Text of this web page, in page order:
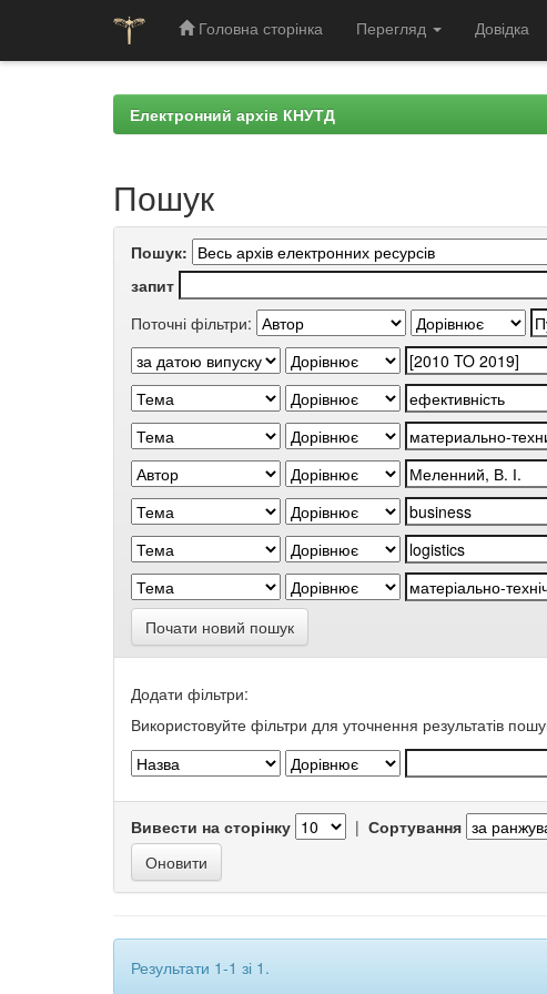
Головна сторінка Перегляд Довідка
Електронний архів КНУТД
Пошук
Пошук:
запит
Поточні фільтри:
Почати новий пошук
Додати фільтри:
Використовуйте фільтри для уточнення результатів
Вивести на сторінку | Сортування
Результати 1-1 зі 1.